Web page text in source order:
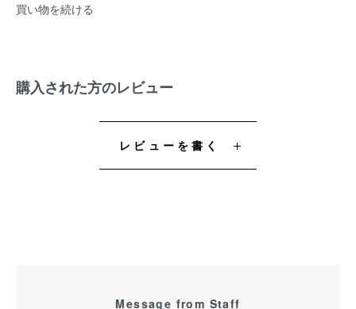
買い物を続ける
購入された方のレビュー
レビューを書く
Message from Staff